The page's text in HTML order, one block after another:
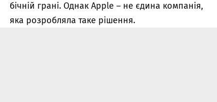
бічній грані. Однак Apple – не єдина компанія,
яка розробляла таке рішення.